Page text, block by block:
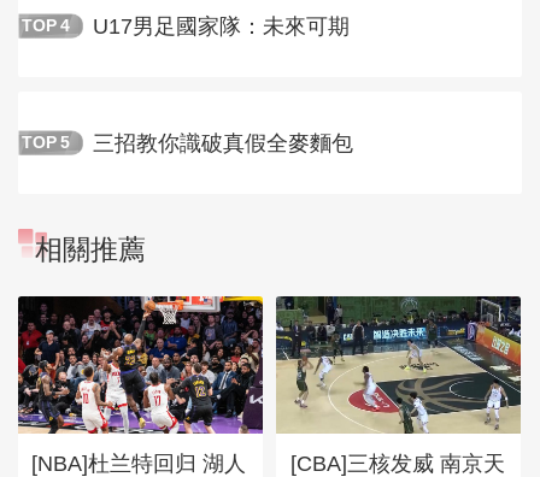
TOP 4 U17男足國家隊：未來可期
TOP 5 三招教你識破真假全麥麵包
相關推薦
[NBA]杜兰特回归 湖人
[CBA]三核发威 南京天